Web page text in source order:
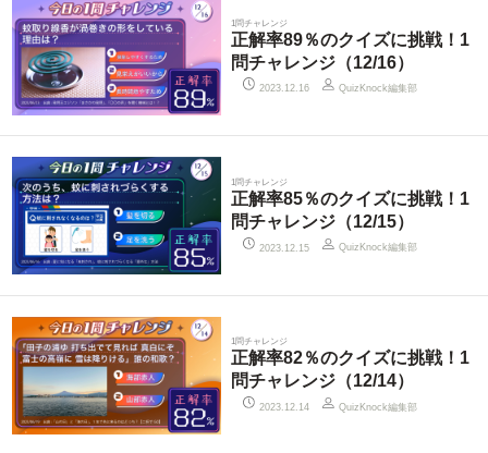
1問チャレンジ
正解率89％のクイズに挑戦！1
問チャレンジ（12/16）
2023.12.16 QuizKnock編集部
1問チャレンジ
正解率85％のクイズに挑戦！1
問チャレンジ（12/15）
2023.12.15 QuizKnock編集部
1問チャレンジ
正解率82％のクイズに挑戦！1
問チャレンジ（12/14）
2023.12.14 QuizKnock編集部